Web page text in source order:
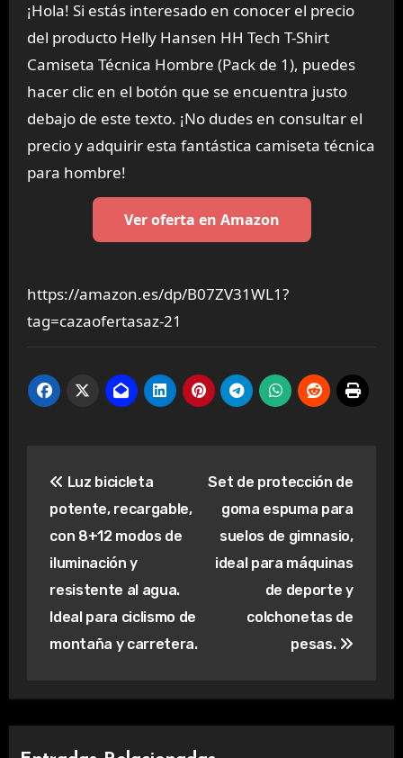
¡Hola! Si estás interesado en conocer el precio
del producto Helly Hansen HH Tech T-Shirt
Camiseta Técnica Hombre (Pack de 1), puedes
hacer clic en el botón que se encuentra justo
debajo de este texto. ¡No dudes en consultar el
precio y adquirir esta fantástica camiseta técnica
para hombre!
Ver oferta en Amazon
https://amazon.es/dp/B07ZV31WL1?
tag=cazaofertasaz-21
de
entradas
Luz bicicleta
potente, recargable,
con 8+12 modos de
iluminación y
resistente al agua.
Ideal para ciclismo de
montaña y carretera.
Set de protección de
goma espuma para
suelos de gimnasio,
ideal para máquinas
de deporte y
colchonetas de
pesas.